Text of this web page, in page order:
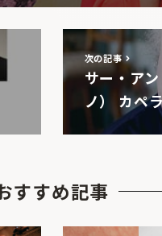
次の記事
サー・ア
ノ） カペ
すすめ記事